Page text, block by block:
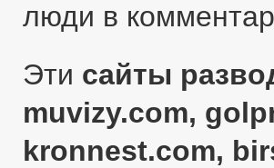
люди в
Эти сайты
muvizy.com,
kronnest.com,